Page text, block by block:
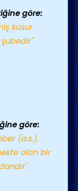
göre:
küsur
göre:
(a.s.),
olan bir